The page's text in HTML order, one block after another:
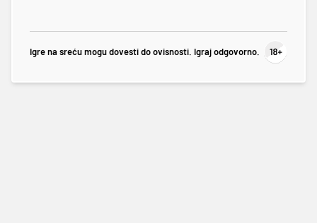
Igre na sreću mogu dovesti do ovisnosti. Igraj odgovorno.